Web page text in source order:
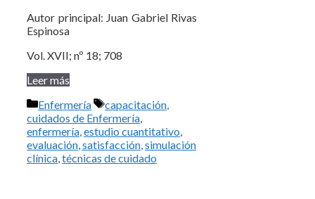
Autor principal: Juan Gabriel Rivas
Espinosa
Vol. XVII; nº 18; 708
Leer más
Categorías
Enfermería Etiquetas
capacitación
cuidados de Enfermería
enfermería estudio cuantitativo
evaluación satisfacción simulación
clínica técnicas de cuidado